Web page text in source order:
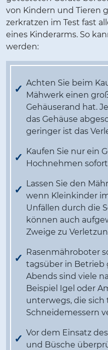
von Kindern und Tieren
zerkratzen im Test fast
eines Kinderarms. So
werden:
Achten Sie beim
Mähwerk einen
Gehäuserand hat.
das Gehäuse
geringer ist das
Kaufen Sie nur ein
Hochnehmen
Lassen Sie den
wenn Kleinkinder
Unfällen durch die
können auch
Zweige zu
Rasenmähroboter
tagsüber in Betrieb
Abends sind viele
Beispiel Igel oder
unterwegs, die sich
Schneidemessern
Vor dem Einsatz
und Büsche